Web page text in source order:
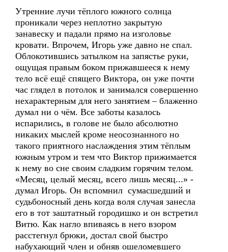
Утренние лучи тёплого южного солнца
проникали через неплотно закрытую
занавеску и падали прямо на изголовье
кровати. Впрочем, Игорь уже давно не спал.
Облокотившись затылком на запястье руки,
ощущая правым боком прижавшееся к нему
тело всё ещё спящего Виктора, он уже почти
час глядел в потолок и занимался совершенно
нехарактерным для него занятием – блаженно
думал ни о чём. Все заботы казалось
испарились, в голове не было абсолютно
никаких мыслей кроме неосознанного но
такого приятного наслаждения этим тёплым
южным утром и тем что Виктор прижимается
к нему во сне своим сладким горячим телом.
«Месяц, целый месяц, всего лишь месяц...» -
думал Игорь. Он вспомнил сумасшедший и
судьбоносный день когда воля случая занесла
его в тот заштатный городишко и он встретил
Витю. Как нагло впиваясь в него взором
расстегнул брюки, достал свой быстро
набухающий член и обняв ошеломевшего